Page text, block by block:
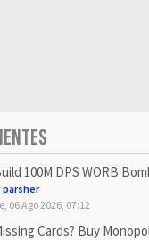
100M DPS WORB Bomb
parsher
06 Ago 2026, 07:12
Cards? Buy Monopoly Go Happy